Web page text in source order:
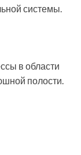
системы.
в области
полости.